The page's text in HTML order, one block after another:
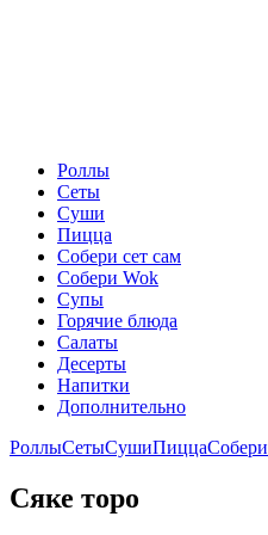
Роллы
Сеты
Суши
Пицца
Собери сет сам
Собери Wok
Супы
Горячие блюда
Салаты
Десерты
Напитки
Дополнительно
РоллыСетыСушиПицца
Сяке торо